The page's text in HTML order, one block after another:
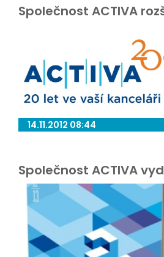
Společnost ACTIVA
14.11.2012 08:44
Společnost ACTIVA